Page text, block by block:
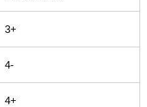
3+
4-
4+